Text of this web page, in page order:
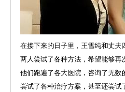
在接下来的日子里，王雪纯和丈夫
两人尝试了各种方法，希望能够再
他们跑遍了各大医院，咨询了无数
尝试了各种治疗方案，甚至还尝试